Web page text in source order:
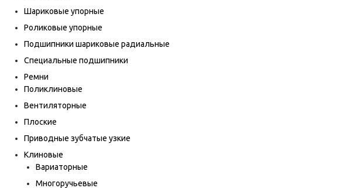
Шариковые упорные
Роликовые упорные
Подшипники шариковые радиальные
Специальные подшипники
Ремни
Поликлиновые
Вентиляторные
Плоские
Приводные зубчатые узкие
Клиновые
Вариаторные
Многоручьевые